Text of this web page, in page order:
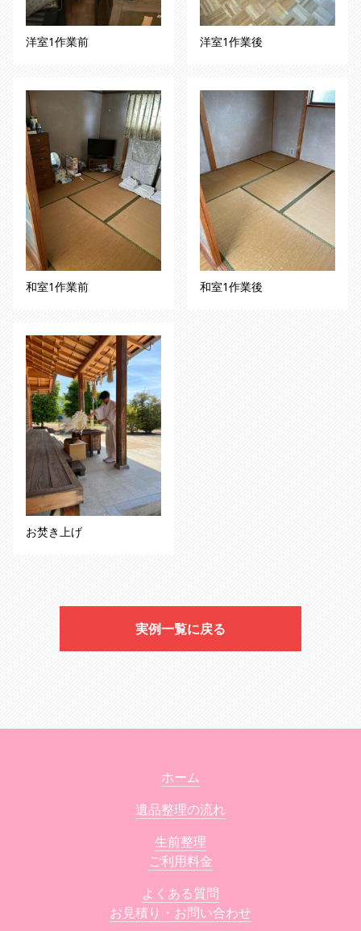
洋室1作業前 洋室1作業後
和室1作業前 和室1作業後
お焚き上げ
実例一覧に戻る
ホーム
遺品整理の流れ
生前整理
ご利用料金
よくある質問
お見積り・お問い合わせ